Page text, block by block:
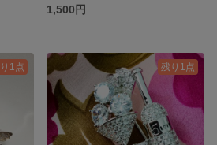
1,500円
1点 残り1点